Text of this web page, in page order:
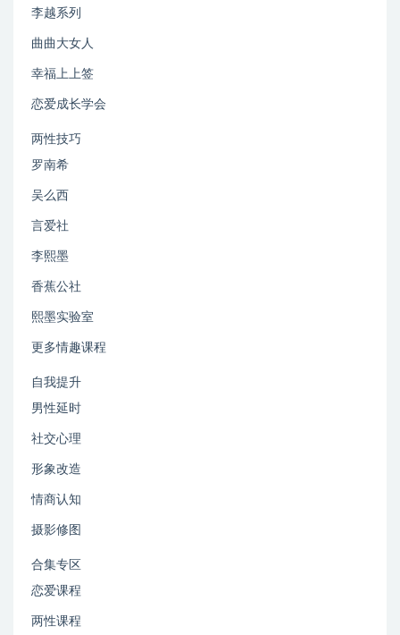
李越系列
曲曲大女人
幸福上上签
恋爱成长学会
两性技巧
罗南希
吴么西
言爱社
李熙墨
香蕉公社
熙墨实验室
更多情趣课程
自我提升
男性延时
社交心理
形象改造
情商认知
摄影修图
合集专区
恋爱课程
两性课程